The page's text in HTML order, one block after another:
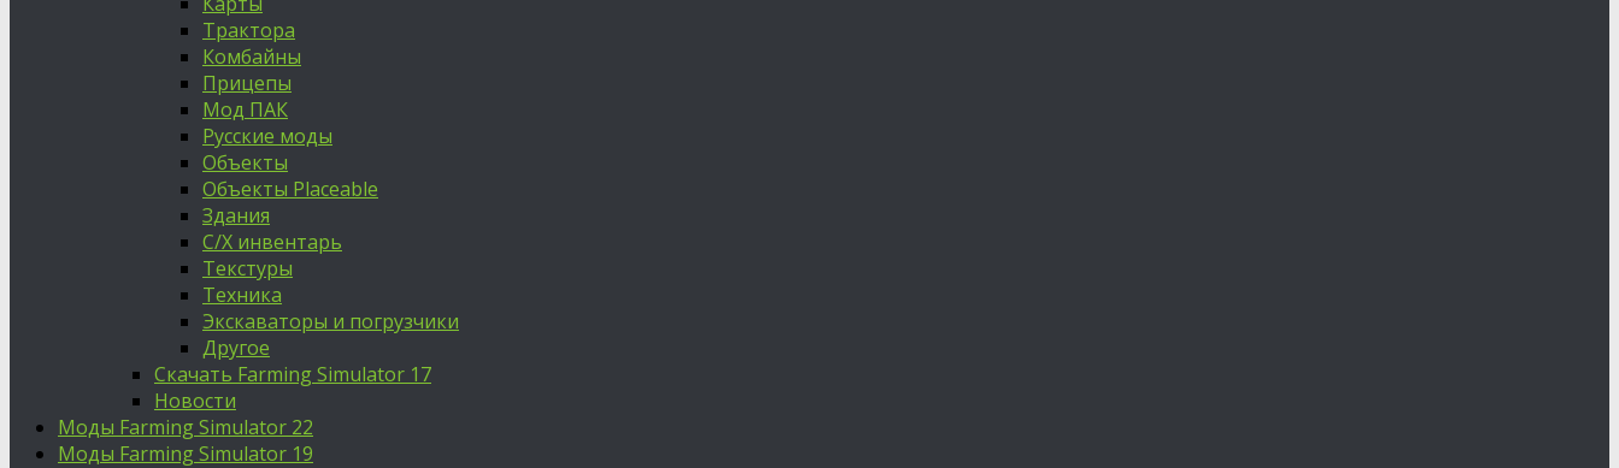
Трактора
Комбайны
Прицепы
Мод ПАК
Русские моды
Объекты
Объекты Placeable
Здания
С/Х инвентарь
Текстуры
Техника
Экскаваторы и погрузчики
Другое
Скачать Farming Simulator 17
Новости
Моды Farming Simulator 22
Моды Farming Simulator 19